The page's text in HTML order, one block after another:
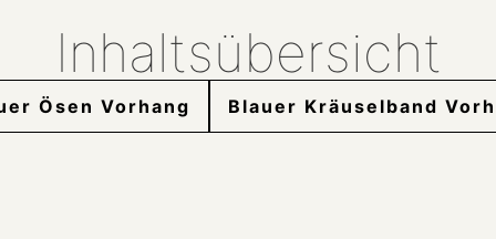
Inhaltsübersicht
Ösen Vorhang Blauer Kräuselband